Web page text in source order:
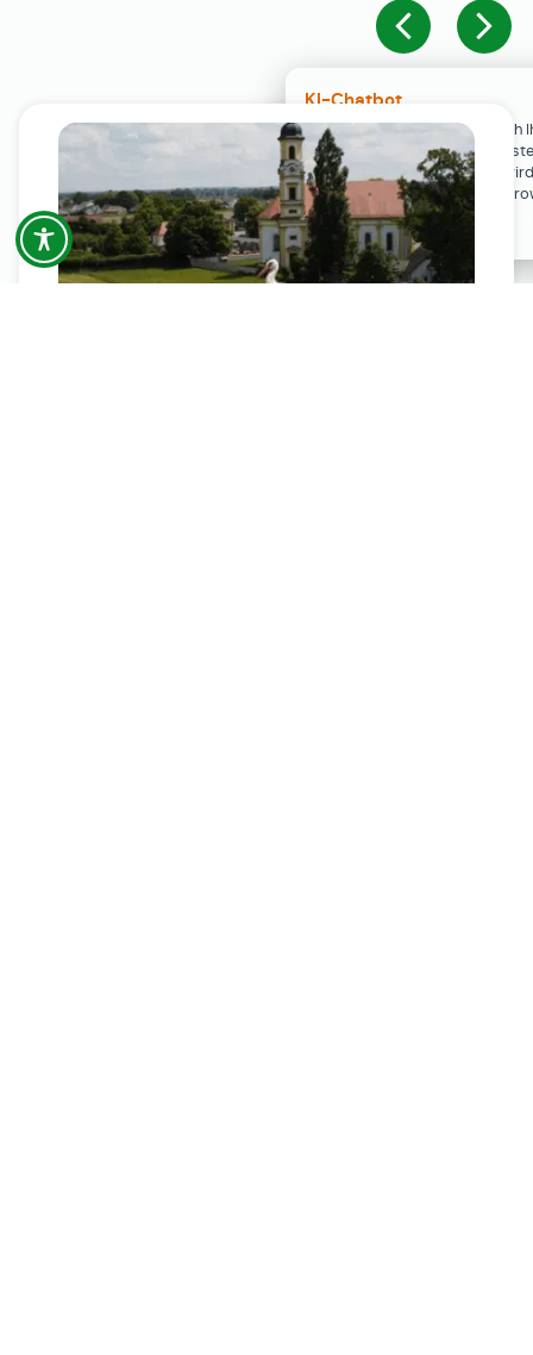
KI-Chatbot
Der KI-Chatbot steht erst nach
Einwilligung in den Cookie-
Verfügung. Der Chat-Verlauf
ausschließlich lokal in Ihrem
gespeichert.